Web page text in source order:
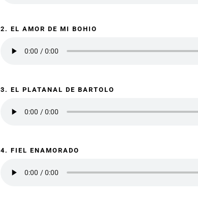
2. EL AMOR DE MI BOHIO
3. EL PLATANAL DE BARTOLO
4. FIEL ENAMORADO